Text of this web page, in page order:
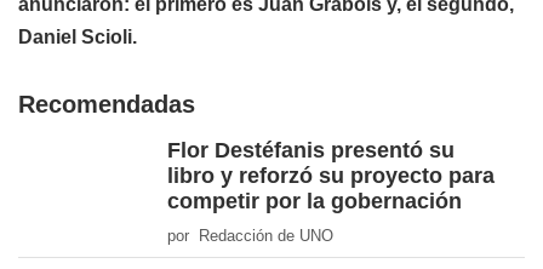
anunciaron: el primero es Juan Grabois y, el segundo,
Daniel Scioli.
Recomendadas
Flor Destéfanis presentó su
libro y reforzó su proyecto para
competir por la gobernación
por Redacción de UNO